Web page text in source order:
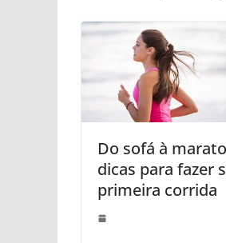
Do sofá à
dicas para fazer
primeira corrida